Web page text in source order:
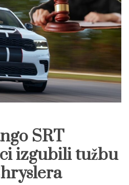
SRT
izgubili tužbu